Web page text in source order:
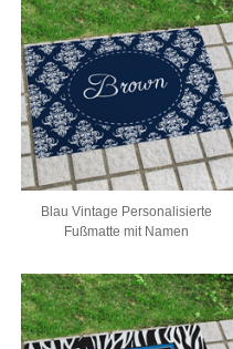
Blau Vintage Personalisierte
Fußmatte mit Namen